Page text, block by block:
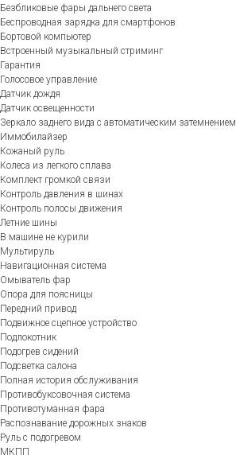
Безбликовые фары дальнего света
Беспроводная зарядка для смартфонов
Бортовой компьютер
Встроенный музыкальный стриминг
Гарантия
Голосовое управление
Датчик дождя
Датчик освещенности
Зеркало заднего вида с автоматическим затемнением
Иммобилайзер
Кожаный руль
Колеса из легкого сплава
Комплект громкой связи
Контроль давления в шинах
Контроль полосы движения
Летние шины
В машине не курили
Мультируль
Навигационная система
Омыватель фар
Опора для поясницы
Передний привод
Подвижное сцепное устройство
Подлокотник
Подогрев сидений
Подсветка салона
Полная история обслуживания
Противобуксовочная система
Противотуманная фара
Распознавание дорожных знаков
Руль с подогревом
МКПП